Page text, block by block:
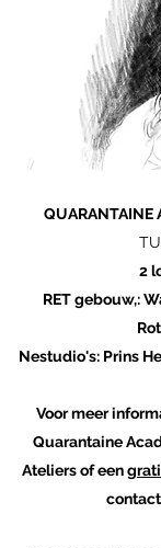
QUARANTAINE
2
RET gebouw,:
Nestudio's: Prins
Voor meer
Quarantaine
Ateliers of een